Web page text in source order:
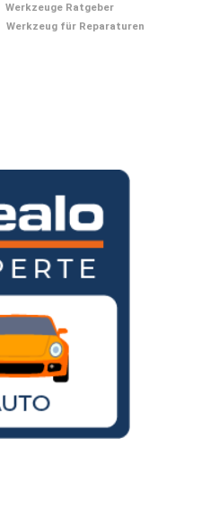
Werkzeuge Ratgeber
Werkzeug für Reparaturen